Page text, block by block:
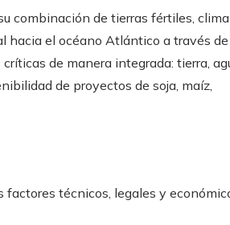
combinación de tierras fértiles, clima
hacia el océano Atlántico a través
de manera integrada: tierra,
de proyectos de soja, maíz,
técnicos, legales y